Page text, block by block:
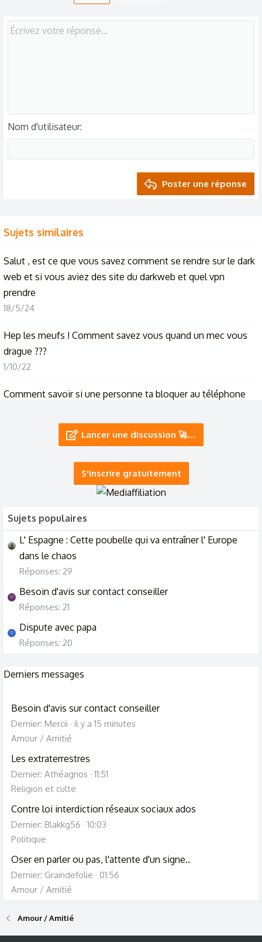
Nom d'utilisateur
Poster une réponse
Sujets similaires
Salut , est ce que vous savez comment se rendre sur le dark
web et si vous aviez des site du darkweb et quel vpn
prendre
18/5/24
Hep les meufs ! Comment savez vous quand un mec vous
drague ???
1/10/22
Comment savoir si une personne ta bloquer au téléphone
Règle pendant les vacances : comment aller à l'eau sans
Comment ne pas se laisser être submergée par ses
17/6/26
Lancer une discussion 🚀…
S'inscrire gratuitement
Sujets populaires
L' Espagne : Cette poubelle qui va entraîner l' Europe
dans le chaos
Réponses: 29
M Besoin d'avis sur contact conseiller
Réponses: 21
U Dispute avec papa
Réponses: 20
Derniers messages
Besoin d'avis sur contact conseiller
Dernier: Mercii
il y a 15 minutes
Amour / Amitié
Les extraterrestres
Dernier: Athéagnos
11:51
Religion et culte
Contre loi interdiction réseaux sociaux ados
Dernier: Blakkg56
10:03
Politique
Oser en parler ou pas, l'attente d'un signe..
Dernier: Graindefolie
01:56
Amour / Amitié
Amour / Amitié